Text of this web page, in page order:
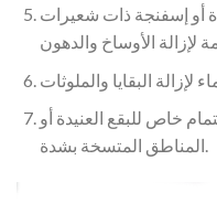
أو إسفنجة ذات شعيرات
خاص للبقع العنيدة أو
المناطق المتسخة بشدة.